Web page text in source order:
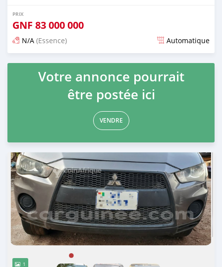
PRIX
GNF 83 000 000
N/A (Essence) Automatique
Publié il y a environ un an
Votre annonce pourrait
être postée ici
VENDRE
1